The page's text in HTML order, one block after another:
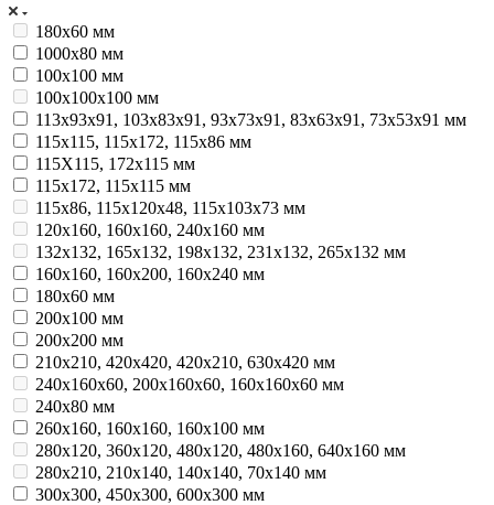
180х60 мм
1000х80 мм
100х100 мм
100х100х100 мм
113х93х91, 103х83х91, 93х73х91, 83х63х91, 73х53х91 мм
115х115, 115х172, 115х86 мм
115Х115, 172х115 мм
115х172, 115х115 мм
115х86, 115х120х48, 115х103х73 мм
120х160, 160х160, 240х160 мм
132х132, 165х132, 198х132, 231х132, 265x132 мм
160х160, 160х200, 160х240 мм
180х60 мм
200х100 мм
200х200 мм
210х210, 420х420, 420х210, 630х420 мм
240х160х60, 200х160х60, 160х160х60 мм
240х80 мм
260х160, 160х160, 160х100 мм
280х120, 360х120, 480х120, 480х160, 640х160 мм
280х210, 210х140, 140х140, 70х140 мм
300х300, 450х300, 600х300 мм